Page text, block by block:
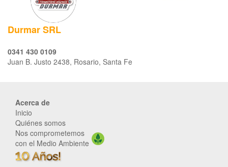
Durmar SRL
0341 430 0109
Juan B. Justo 2438, Rosario, Santa Fe
Acerca de
Inicio
Quiénes somos
Nos comprometemos
con el Medio Ambiente